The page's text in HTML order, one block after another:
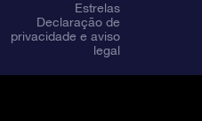
Estrelas
Declaração de
privacidade e aviso
legal